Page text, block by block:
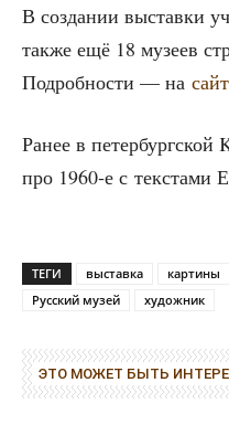
В созда­нии выстав­ки
так­же ещё 18 музеев
Подроб­но­сти — на
Ранее в петер­бург­ской
про 1960‑е с тек­ста­ми
ТЕГИ выставка картины
Русский музей
художник
ЭТО МОЖЕТ БЫТЬ